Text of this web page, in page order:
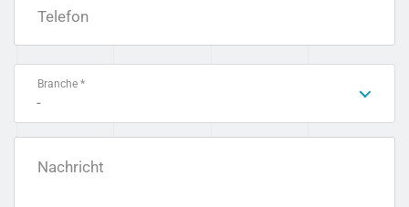
Telefon
Branche *
-
Nachricht